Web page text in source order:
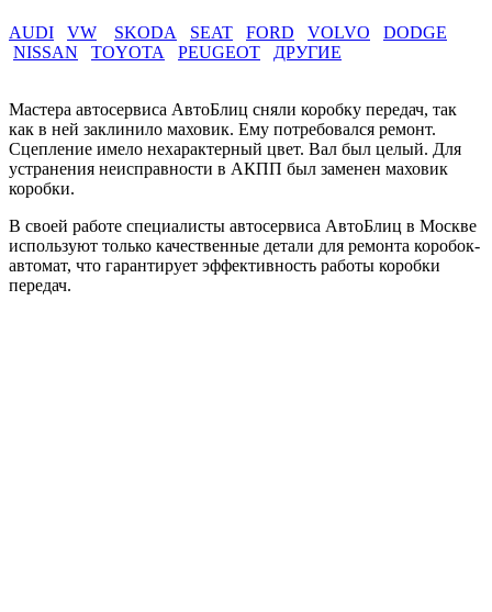
AUDI VW SKODA SEAT FORD VOLVO
DODGE
NISSAN
TOYOTA PEUGEOT ДРУГИЕ
Мастера автосервиса АвтоБлиц сняли коробку передач, так
как в ней заклинило маховик. Ему потребовался ремонт.
Сцепление имело нехарактерный цвет. Вал был целый. Для
устранения неисправности в АКПП был заменен маховик
коробки.
В своей работе специалисты автосервиса АвтоБлиц в Москве
используют только качественные детали для ремонта коробок-
автомат, что гарантирует эффективность работы коробки
передач.